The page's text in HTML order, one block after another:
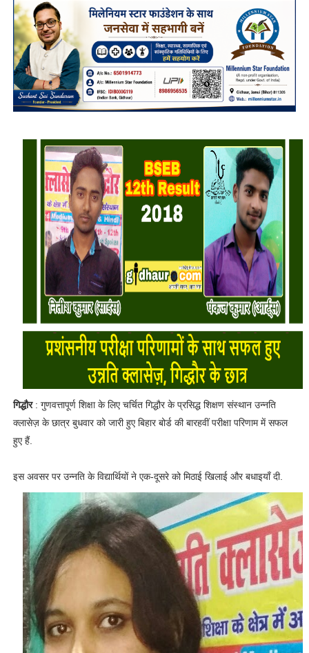
गिद्धौर: गुणवत्तापूर्ण शिक्षा के लिए चर्चित गिद्धौर के प्रसिद्ध शिक्षण संस्थान उन्नति
क्लासेज़ के छात्र बुधवार को जारी हुए बिहार बोर्ड की बारहवीं परीक्षा परिणाम में सफल
हुए हैं.
इस अवसर पर उन्नति के विद्यार्थियों ने एक-दूसरे को मिठाई खिलाई और बधाइयाँ दी.